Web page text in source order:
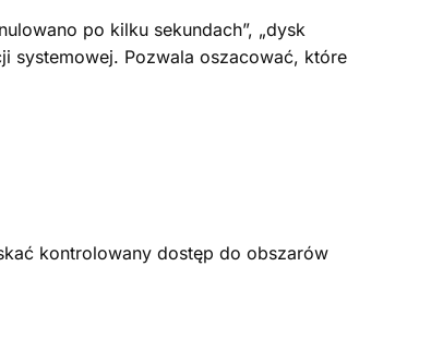
po kilku sekundach”, „dysk
systemowej. Pozwala oszacować, które
kontrolowany dostęp do obszarów